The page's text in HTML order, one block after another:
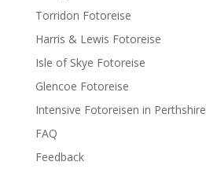
Torridon Fotoreise
Harris & Lewis Fotoreise
Isle of Skye Fotoreise
Glencoe Fotoreise
Intensive Fotoreisen in Perthshire
FAQ
Feedback